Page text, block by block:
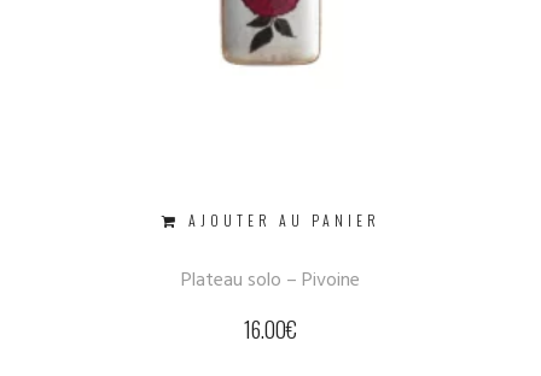
AJOUTER AU PANIER
Plateau solo – Pivoine
16.00€